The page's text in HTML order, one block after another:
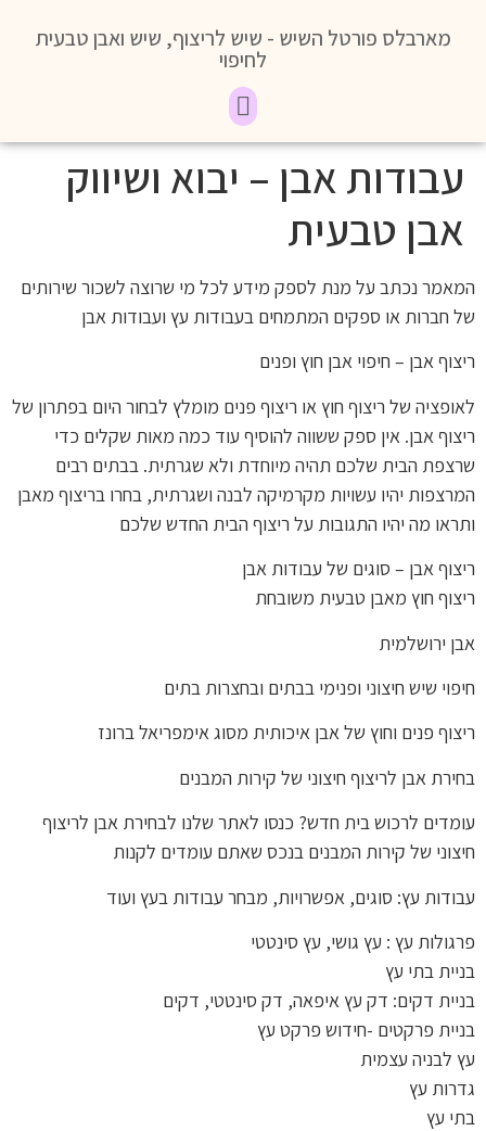
מארבלס פורטל השיש - שיש לריצוף, שיש ואבן טבעית
לחיפוי
עבודות אבן – יבוא ושיווק
אבן טבעית
המאמר נכתב על מנת לספק מידע לכל מי שרוצה לשכור שירותים
של חברות או ספקים המתמחים בעבודות עץ ועבודות אבן
ריצוף אבן – חיפוי אבן חוץ ופנים
לאופציה של ריצוף חוץ או ריצוף פנים מומלץ לבחור היום בפתרון של
ריצוף אבן. אין ספק ששווה להוסיף עוד כמה מאות שקלים כדי
שרצפת הבית שלכם תהיה מיוחדת ולא שגרתית. בבתים רבים
המרצפות יהיו עשויות מקרמיקה לבנה ושגרתית, בחרו בריצוף מאבן
ותראו מה יהיו התגובות על ריצוף הבית החדש שלכם
ריצוף אבן – סוגים של עבודות אבן
ריצוף חוץ מאבן טבעית משובחת
אבן ירושלמית
חיפוי שיש חיצוני ופנימי בבתים ובחצרות בתים
ריצוף פנים וחוץ של אבן איכותית מסוג אימפריאל ברונז
בחירת אבן לריצוף חיצוני של קירות המבנים
עומדים לרכוש בית חדש? כנסו לאתר שלנו לבחירת אבן לריצוף
חיצוני של קירות המבנים בנכס שאתם עומדים לקנות
עבודות עץ: סוגים, אפשרויות, מבחר עבודות בעץ ועוד
פרגולות עץ : עץ גושי, עץ סינטטי
בניית בתי עץ
בניית דקים: דק עץ איפאה, דק סינטטי, דקים
בניית פרקטים -חידוש פרקט עץ
עץ לבניה עצמית
גדרות עץ
בתי עץ